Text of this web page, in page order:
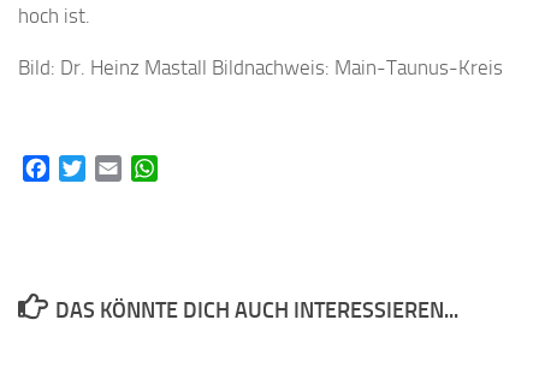
hoch ist.
Bild: Dr. Heinz Mastall Bildnachweis: Main-Taunus-Kreis
FacebookTwitterEmail
DAS KÖNNTE DICH AUCH INTERESSIEREN...